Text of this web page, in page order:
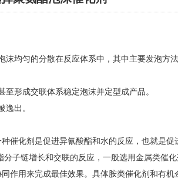
均匀的分散在反应体系中，其中主要发泡方
形成交联体系稳定泡沫并定型成产品。
逸出。
催化剂是促进异氰酸酯和水的反应，也就是
子链增长和交联的反应，一般选用金属类催
作用来完成最佳效果。具体胺类催化剂和有